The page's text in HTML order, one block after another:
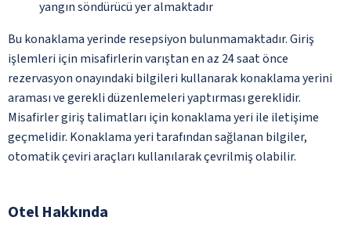
yangın söndürücü yer almaktadır
Bu konaklama yerinde resepsiyon bulunmamaktadır. Giriş
işlemleri için misafirlerin varıştan en az 24 saat önce
rezervasyon onayındaki bilgileri kullanarak konaklama yerini
araması ve gerekli düzenlemeleri yaptırması gereklidir.
Misafirler giriş talimatları için konaklama yeri ile iletişime
geçmelidir. Konaklama yeri tarafından sağlanan bilgiler,
otomatik çeviri araçları kullanılarak çevrilmiş olabilir.
Otel Hakkında